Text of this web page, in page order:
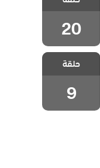
20
20
مسلسل القروية
الجميلة الحلقة 9
حلقة
9